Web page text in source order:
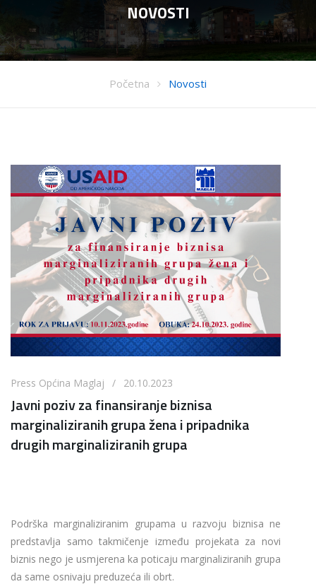
NOVOSTI
Početna Novosti
Press Općina Maglaj / 20.10.2023
Javni poziv za finansiranje biznisa
marginaliziranih grupa žena i pripadnika
drugih marginaliziranih grupa
Podrška marginaliziranim grupama u razvoju biznisa ne
predstavlja samo takmičenje između projekata za novi
biznis nego je usmjerena ka poticaju marginaliziranih grupa
da same osnivaju preduzeća ili obrt.